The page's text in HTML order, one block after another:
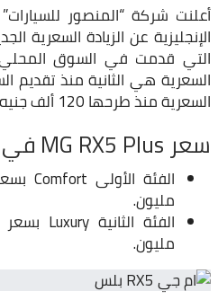
أعلنت شركة “المنصور
الإنجليزية عن الزيادة السعرية
التي قدمت في السوق المحلي
السعرية هي الثانية منذ تقديم
السعرية منذ طرحها 120 ألف جنيه.
سعر MG RX5 Plus في مصر
مليون.
مليون.